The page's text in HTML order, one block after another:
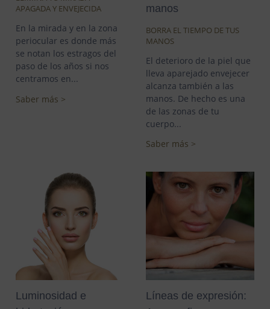
APAGADA Y ENVEJECIDA
En la mirada y en la zona
periocular es donde más
se notan los estragos del
paso de los años si nos
centramos en...
Saber más >
manos
BORRA EL TIEMPO DE TUS
MANOS
El deterioro de la piel que
lleva aparejado envejecer
alcanza también a las
manos. De hecho es una
de las zonas de tu
cuerpo...
Saber más >
Luminosidad e
Líneas de expresión: